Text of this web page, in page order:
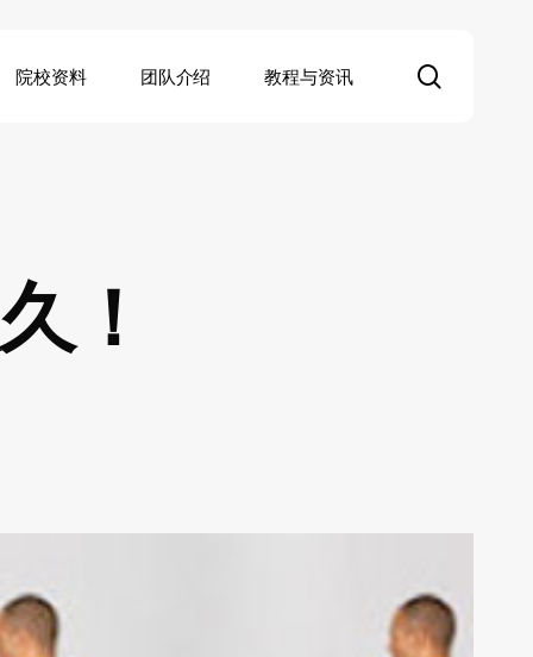
院校资料 团队介绍 教程与资讯
！